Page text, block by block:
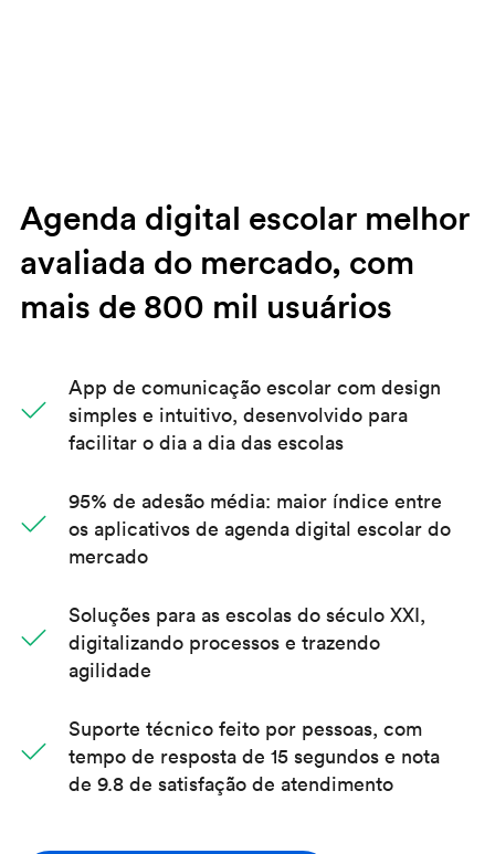
Agenda digital escolar melhor
avaliada do mercado, com
mais de 800 mil usuários

App de comunicação escolar com design
simples e intuitivo, desenvolvido para
facilitar o dia a dia das escolas

95% de adesão média: maior índice entre
os aplicativos de agenda digital escolar do
mercado

Soluções para as escolas do século XXI,
digitalizando processos e trazendo
agilidade

Suporte técnico feito por pessoas, com
tempo de resposta de 15 segundos e nota
de 9.8 de satisfação de atendimento